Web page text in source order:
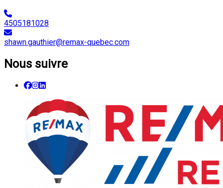
4505181028
shawn.gauthier@remax-quebec.com
Nous suivre